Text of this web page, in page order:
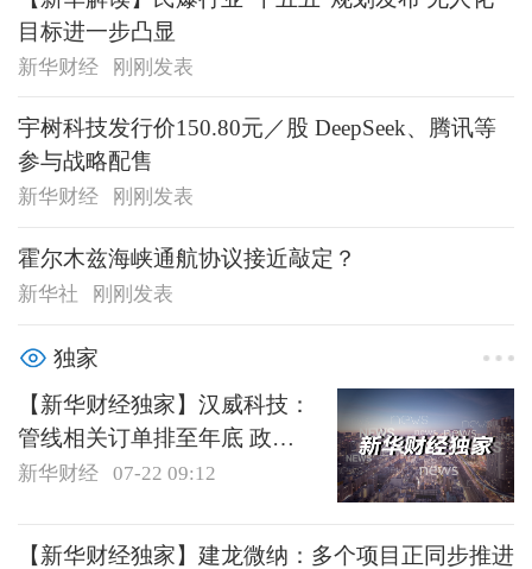
目标进一步凸显
新华财经 刚刚发表
宇树科技发行价150.80元／股 DeepSeek、腾讯等
参与战略配售
新华财经 刚刚发表
霍尔木兹海峡通航协议接近敲定？
新华社 刚刚发表
独家
【新华财经独家】汉威科技：
管线相关订单排至年底 政策
红利仍处于释放期
新华财经 07-22 09:12
【新华财经独家】建龙微纳：多个项目正同步推进